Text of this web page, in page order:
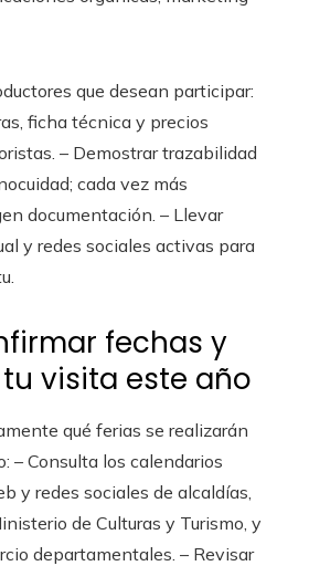
que desean participar:
ficha técnica y precios
– Demostrar trazabilidad
cada vez más
documentación. – Llevar
y redes sociales activas para
fechas y
visita este año
qué ferias se realizarán
– Consulta los calendarios
y redes sociales de alcaldías,
de Culturas y Turismo, y
departamentales. – Revisar